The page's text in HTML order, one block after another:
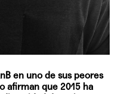
en uno de sus peores
afirman que 2015 ha